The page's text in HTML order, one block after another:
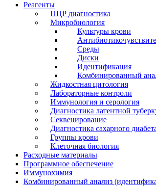
Реагенты
ПЦР диагностика
Микробиология
Культуры крови
Среды
Диски
Идентификация
Комбинированный
Жидкостная цитология
Лабораторные контроли
Иммунология и серология
Диагностика латентной
Секвенирование
Диагностика сахарного
Группы крови
Клеточная биология
Расходные материалы
Программное обеспечение
Иммунохимия
Комбинированный анализ